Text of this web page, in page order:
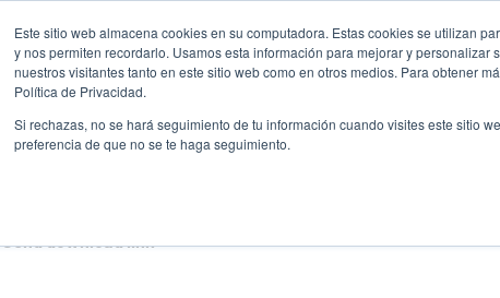
Este sitio web almacena cookies en su computadora. Estas cookies se utilizan
y nos permiten recordarlo. Usamos esta información para mejorar y
nuestros visitantes tanto en este sitio web como en otros medios. Para obtener
Política de Privacidad.
Si rechazas, no se hará seguimiento de tu información cuando visites este sitio
preferencia de que no se te haga seguimiento.
Send download link